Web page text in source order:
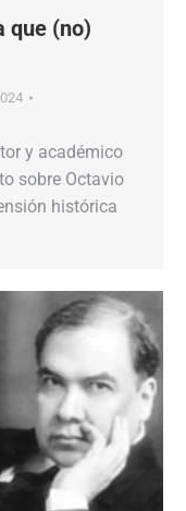
que (no)
y académico
sobre Octavio
histórica